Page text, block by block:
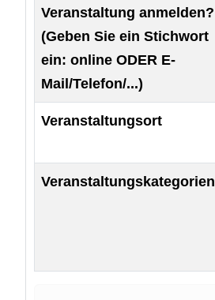
Veranstaltung anmelden?
(Geben Sie ein Stichwort
ein: online ODER E-
Mail/Telefon/...)
Veranstaltungsort
Veranstaltungskategorien